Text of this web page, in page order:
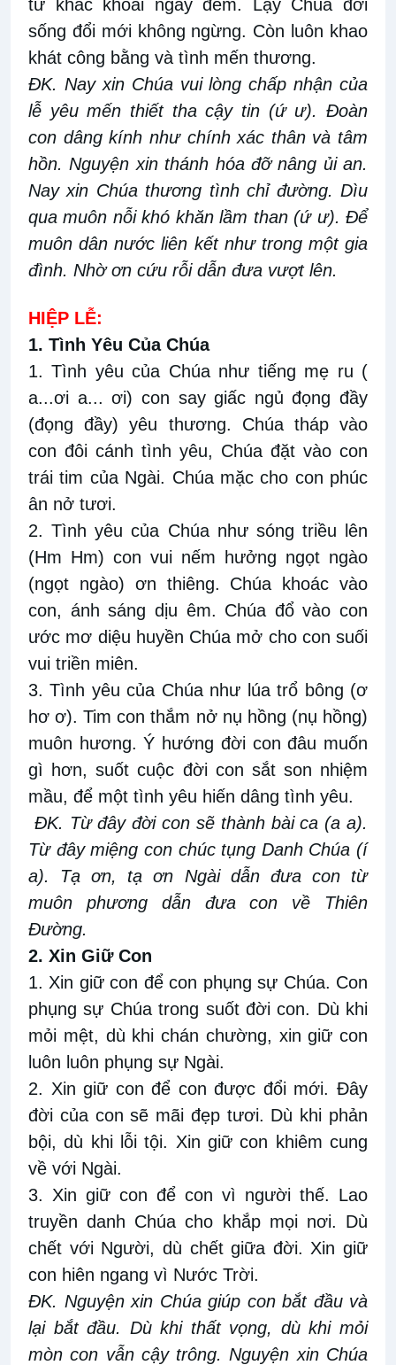
tư khắc khoải ngày đêm. Lạy Chúa đời
sống đổi mới không ngừng. Còn luôn khao
khát công bằng và tình mến thương.
ĐK. Nay xin Chúa vui lòng chấp nhận của
lễ yêu mến thiết tha cậy tin (ứ ư). Đoàn
con dâng kính như chính xác thân và tâm
hồn. Nguyện xin thánh hóa đỡ nâng ủi an.
Nay xin Chúa thương tình chỉ đường. Dìu
qua muôn nỗi khó khăn lầm than (ứ ư). Để
muôn dân nước liên kết như trong một gia
đình. Nhờ ơn cứu rỗi dẫn đưa vượt lên.
HIỆP LỄ:
1. Tình Yêu Của Chúa
1. Tình yêu của Chúa như tiếng mẹ ru (
a...ơi a... ơi) con say giấc ngủ đọng đầy
(đọng đầy) yêu thương. Chúa tháp vào
con đôi cánh tình yêu, Chúa đặt vào con
trái tim của Ngài. Chúa mặc cho con phúc
ân nở tươi.
2. Tình yêu của Chúa như sóng triều lên
(Hm Hm) con vui nếm hưởng ngọt ngào
(ngọt ngào) ơn thiêng. Chúa khoác vào
con, ánh sáng dịu êm. Chúa đổ vào con
ước mơ diệu huyền Chúa mở cho con suối
vui triền miên.
3. Tình yêu của Chúa như lúa trổ bông (ơ
hơ ơ). Tim con thắm nở nụ hồng (nụ hồng)
muôn hương. Ý hướng đời con đâu muốn
gì hơn, suốt cuộc đời con sắt son nhiệm
mầu, để một tình yêu hiến dâng tình yêu.
ĐK. Từ đây đời con sẽ thành bài ca (a a).
Từ đây miệng con chúc tụng Danh Chúa (í
a). Tạ ơn, tạ ơn Ngài dẫn đưa con từ
muôn phương dẫn đưa con về Thiên
Ðường.
2. Xin Giữ Con
1. Xin giữ con để con phụng sự Chúa. Con
phụng sự Chúa trong suốt đời con. Dù khi
mỏi mệt, dù khi chán chường, xin giữ con
luôn luôn phụng sự Ngài.
2. Xin giữ con để con được đổi mới. Đây
đời của con sẽ mãi đẹp tươi. Dù khi phản
bội, dù khi lỗi tội. Xin giữ con khiêm cung
về với Ngài.
3. Xin giữ con để con vì người thế. Lao
truyền danh Chúa cho khắp mọi nơi. Dù
chết với Người, dù chết giữa đời. Xin giữ
con hiên ngang vì Nước Trời.
ĐK. Nguyện xin Chúa giúp con bắt đầu và
lại bắt đầu. Dù khi thất vọng, dù khi mỏi
mòn con vẫn cậy trông. Nguyện xin Chúa